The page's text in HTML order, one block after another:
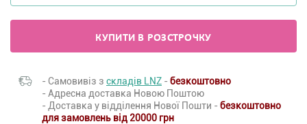
КУПИТИ В РОЗСТРОЧКУ
- Самовивіз з складів LNZ - безкоштовно
- Адресна доставка Новою Поштою
- Доставка у відділення Нової Пошти - безкоштовно
для замовлень від 20000 грн